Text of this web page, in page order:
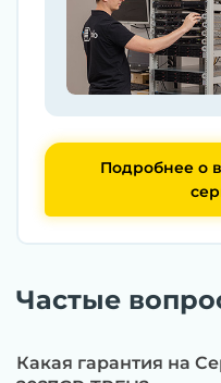
Подробнее о
Частые
Какая гарантия на